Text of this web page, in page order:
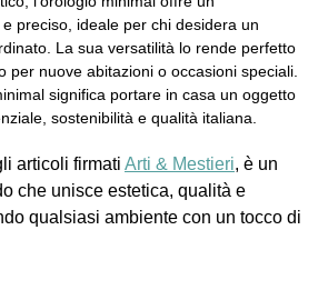
preciso, ideale per chi desidera un
La sua versatilità lo rende perfetto
per nuove abitazioni o occasioni speciali.
significa portare in casa un oggetto
sostenibilità e qualità italiana.
articoli firmati Arti & Mestieri, è un
che unisce estetica, qualità e
qualsiasi ambiente con un tocco di